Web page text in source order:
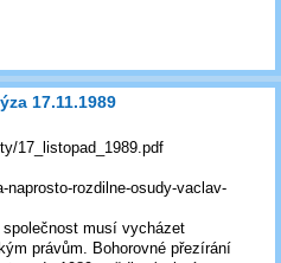
17.11.1989
17_listopad_1989.pdf
rozdilne-osudy-vaclav-
musí vycházet
právům. Bohorovné přezírání